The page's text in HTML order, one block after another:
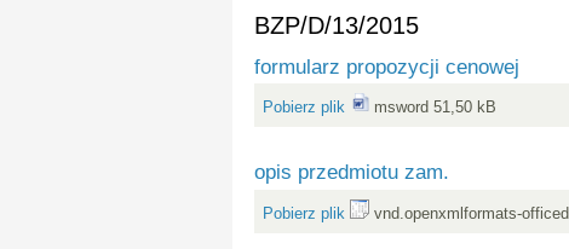
BZP/D/13/2015
formularz propozycji cenowej
Pobierz plik msword 51,50 kB
opis przedmiotu zam.
Pobierz plik vnd.openxmlformats-